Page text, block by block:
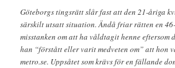
Göteborgs tingsrätt slår fast att den 21-åriga
särskilt utsatt situation. Ändå friar rätten en
misstanken om att ha våldtagit henne eftersom
han “förstått eller varit medveten om” att hon
metro.se. Uppsåtet som krävs för en fällande